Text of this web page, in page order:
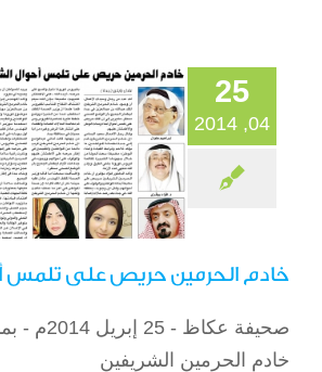
25
04, 2014
خادم الحرمين حريص على تلمس
صحيفة عكاظ
خادم الحرمين الشريفينلقاء الأمير مشعل بن